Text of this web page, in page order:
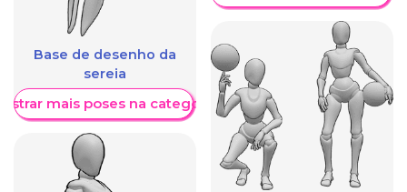
Base de desenho da
sereia
mais poses na categoria